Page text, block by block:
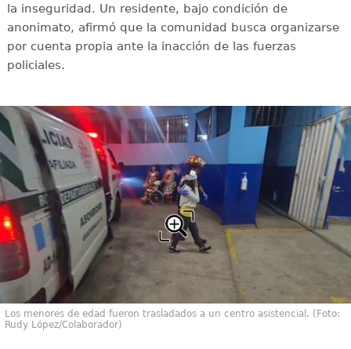
la inseguridad. Un residente, bajo condición de
anonimato, afirmó que la comunidad busca organizarse
por cuenta propia ante la inacción de las fuerzas
policiales.
Los menores de edad fueron trasladados a un centro asistencial. (Foto:
Rudy López/Colaborador)